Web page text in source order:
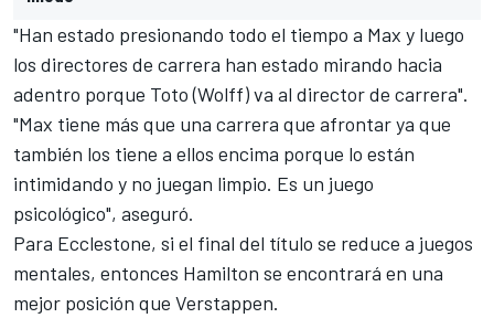
"Han estado presionando todo el tiempo a Max y luego
los directores de carrera han estado mirando hacia
adentro porque Toto (Wolff) va al director de carrera".
"Max tiene más que una carrera que afrontar ya que
también los tiene a ellos encima porque lo están
intimidando y no juegan limpio. Es un juego
psicológico", aseguró.
Para Ecclestone, si el final del título se reduce a juegos
mentales, entonces Hamilton se encontrará en una
mejor posición que Verstappen.